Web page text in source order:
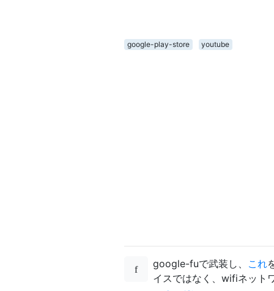
google-play-store youtube
google-fuで武装し、 これ
イスではなく、wifiネット